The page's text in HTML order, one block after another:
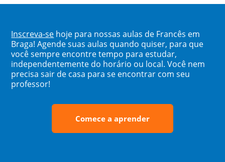
Inscreva-se hoje para nossas aulas de Francês em
Braga! Agende suas aulas quando quiser, para que
você sempre encontre tempo para estudar,
independentemente do horário ou local. Você nem
precisa sair de casa para se encontrar com seu
professor!
Comece a aprender